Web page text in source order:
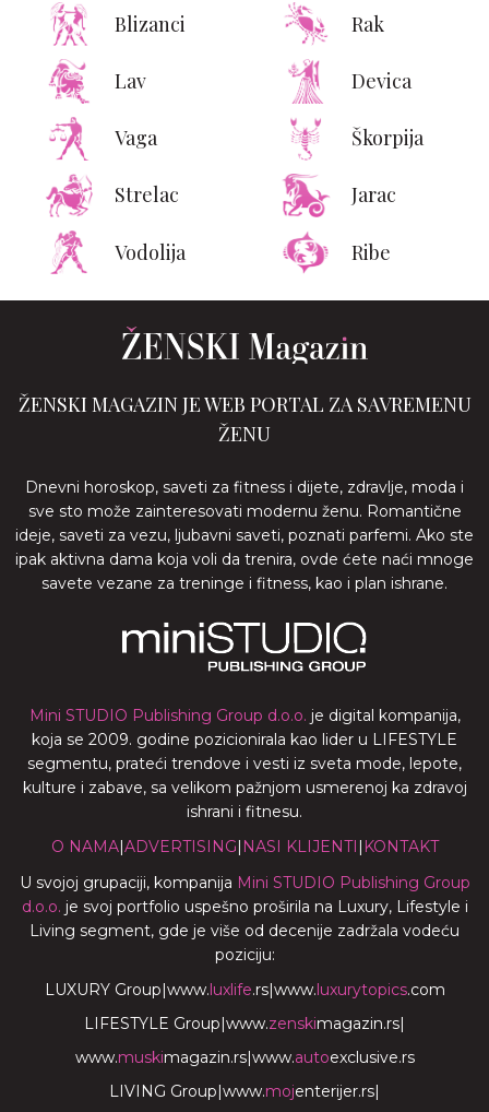
Blizanci Rak
Lav Devica
Vaga Škorpija
Strelac Jarac
Vodolija Ribe
ŽENSKI MAGAZIN JE WEB PORTAL ZA SAVREMENU
ŽENU
Dnevni horoskop, saveti za fitness i dijete, zdravlje, moda i
sve sto može zainteresovati modernu ženu. Romantične
ideje, saveti za vezu, ljubavni saveti, poznati parfemi. Ako ste
ipak aktivna dama koja voli da trenira, ovde ćete naći mnoge
savete vezane za treninge i fitness, kao i plan ishrane.
Mini STUDIO Publishing Group d.o.o. je digital kompanija,
koja se 2009. godine pozicionirala kao lider u LIFESTYLE
segmentu, prateći trendove i vesti iz sveta mode, lepote,
kulture i zabave, sa velikom pažnjom usmerenoj ka zdravoj
ishrani i fitnesu.
O NAMA|ADVERTISING| NASI KLIJENTI | KONTAKT
U svojoj grupaciji, kompanija Mini STUDIO Publishing Group
d.o.o. je svoj portfolio uspešno proširila na Luxury, Lifestyle i
Living segment, gde je više od decenije zadržala vodeću
poziciju:
LUXURY Group|www.luxlife.rs|www.luxurytopics.com
LIFESTYLE Group|www.zenskimagazin.rs|
www.muskimagazin.rs|www.autoexclusive.rs
LIVING Group|www.mojenterijer.rs|